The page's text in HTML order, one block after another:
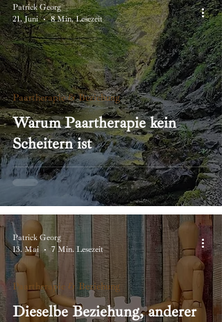
Warum Paartherapie kein
Scheitern ist
Paartherapie & Beziehung
Patrick Georg
21. Juni
8 Min. Lesezeit
Dieselbe Beziehung, anderer
Paartherapie & Beziehung
Patrick Georg
13. Mai
7 Min. Lesezeit